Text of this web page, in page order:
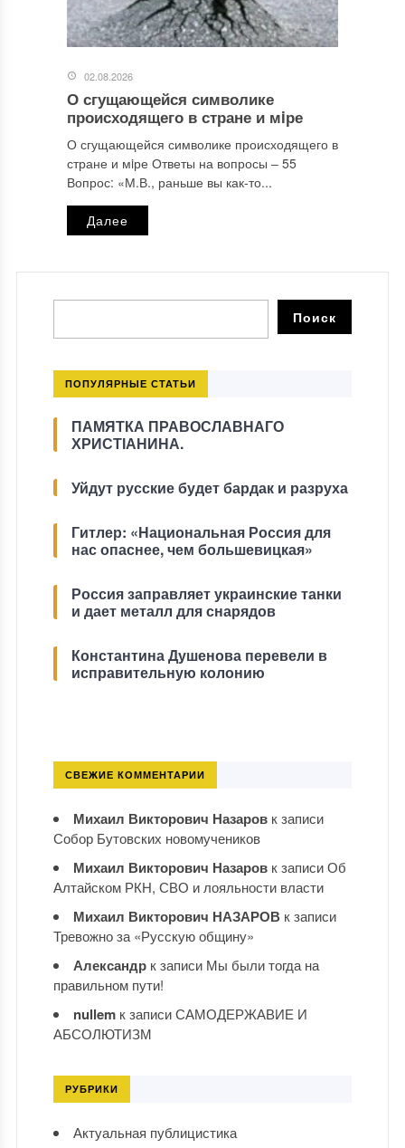
02.08.2026
О сгущающейся символике
происходящего в стране и мiре
О сгущающейся символике происходящего в
стране и мiре Ответы на вопросы ‒ 55
Вопрос: «М.В., раньше вы как-то...
Далее
ПОПУЛЯРНЫЕ СТАТЬИ
ПАМЯТКА ПРАВОСЛАВНАГО
ХРИСТІАНИНА.
Уйдут русские будет бардак и разруха
Гитлер: «Национальная Россия для
нас опаснее, чем большевицкая»
Россия заправляет украинские танки
и дает металл для снарядов
Константина Душенова перевели в
исправительную колонию
СВЕЖИЕ КОММЕНТАРИИ
Михаил Викторович Назаровк записи
Собор Бутовских новомучеников
Михаил Викторович Назаровк записиОб
Алтайском РКН, СВО и лояльности власти
Михаил Викторович НАЗАРОВ к записи
Тревожно за «Русскую общину»
Александрк записи Мы были тогда на
правильном пути!
nullemк записиСАМОДЕРЖАВИЕ И
АБСОЛЮТИЗМ
РУБРИКИ
Актуальная публицистика